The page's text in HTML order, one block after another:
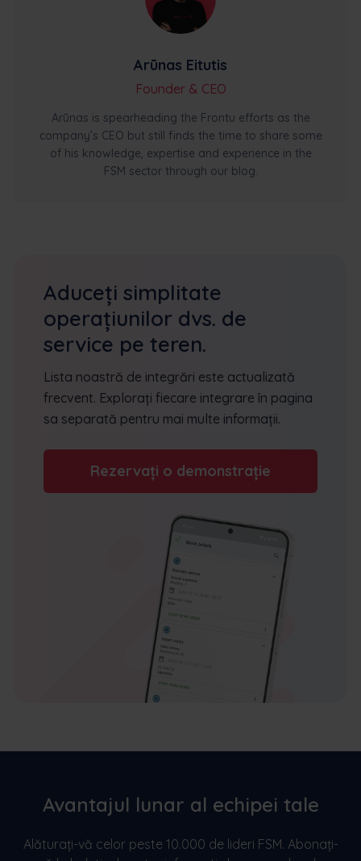
Arūnas Eitutis
Founder & CEO
Arūnas is spearheading the Frontu efforts as the
company’s CEO but still finds the time to share some
of his knowledge, expertise and experience in the
FSM sector through our blog.
Aduceți simplitate
operațiunilor dvs. de
service pe teren.
Lista noastră de integrări este actualizată
frecvent. Explorați fiecare integrare în pagina
sa separată pentru mai multe informații.
Rezervați o demonstrație
Avantajul lunar al echipei tale
Alăturați-vă celor peste 10.000 de lideri FSM. Abonați-